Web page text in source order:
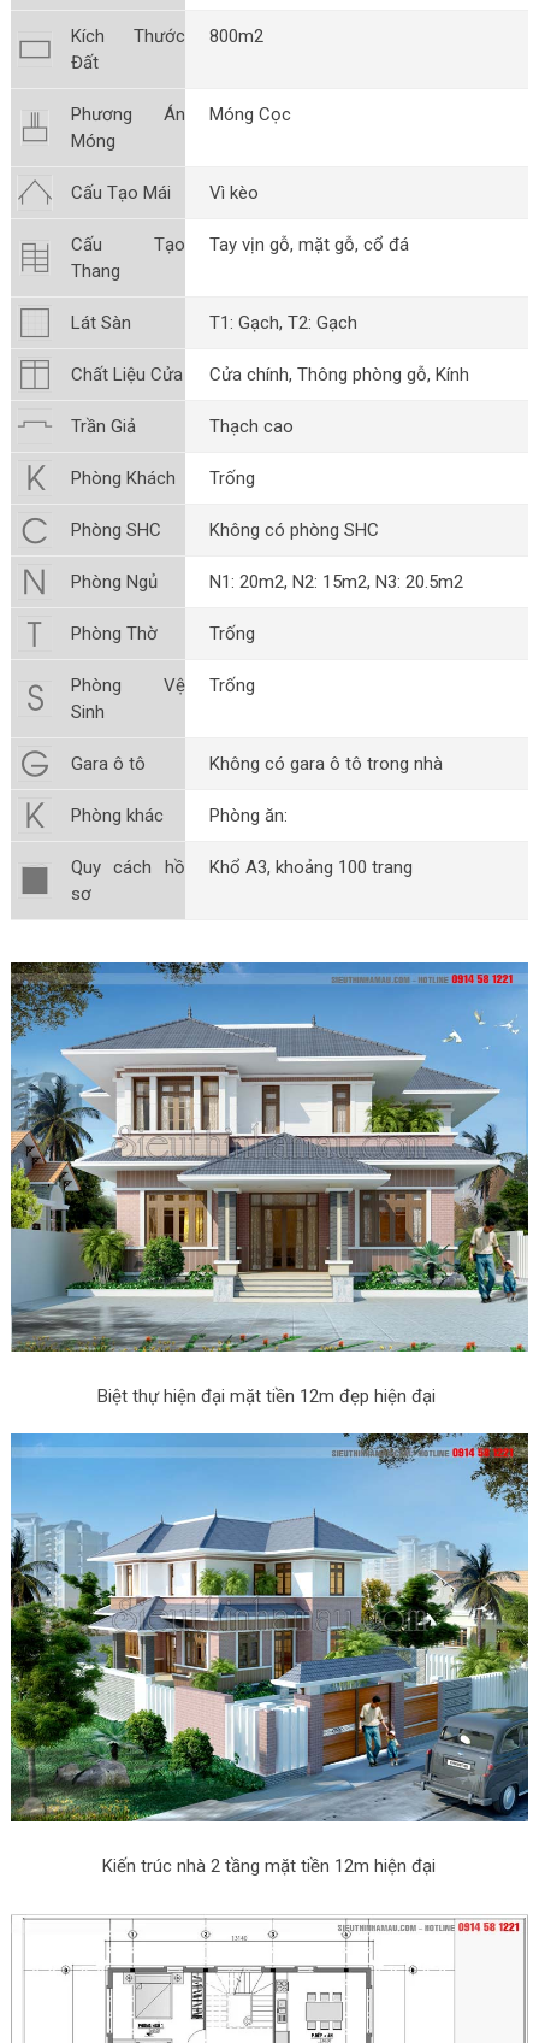
Kích Thước
Đất
800m2
Phương Án
Móng
Móng Cọc
Cấu Tạo Mái Vì kèo
Cấu Tạo
Thang
Tay vịn gỗ, mặt gỗ, cổ đá
Lát Sàn T1: Gạch, T2: Gạch
Chất Liệu Cửa Cửa chính, Thông phòng gỗ, Kính
Trần Giả Thạch cao
Phòng Khách Trống
Phòng SHC Không có phòng SHC
Phòng Ngủ N1: 20m2, N2: 15m2, N3: 20.5m2
Phòng Thờ Trống
Phòng Vệ
Sinh
Trống
Gara ô tô Không có gara ô tô trong nhà
Phòng khác Phòng ăn:
Quy cách hồ
sơ
Khổ A3, khoảng 100 trang
Biệt thự hiện đại mặt tiền 12m đẹp hiện đại
Kiến trúc nhà 2 tầng mặt tiền 12m hiện đại